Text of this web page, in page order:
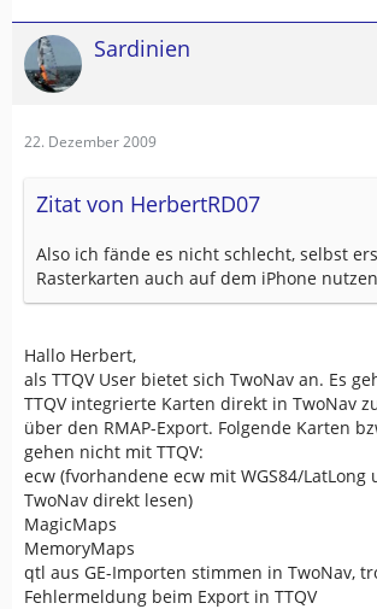
Sardinien
22. Dezember 2009
Zitat von HerbertRD07
Also ich fände es nicht schlecht, selbst
Rasterkarten auch auf dem iPhone
Hallo Herbert,
als TTQV User bietet sich TwoNav an. Es
TTQV integrierte Karten direkt in TwoNav
über den RMAP-Export. Folgende Karten
gehen nicht mit TTQV:
ecw (fvorhandene ecw mit WGS84/LatLong
TwoNav direkt lesen)
MagicMaps
MemoryMaps
qtl aus GE-Importen stimmen in TwoNav,
Fehlermeldung beim Export in TTQV